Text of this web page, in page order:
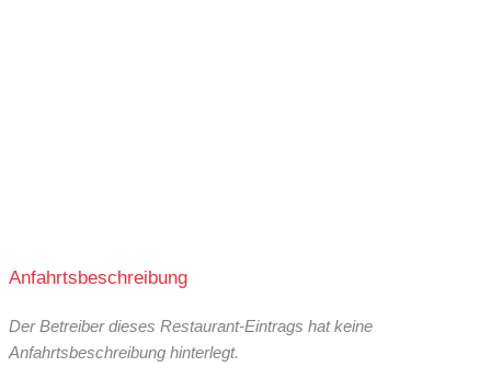
Anfahrtsbeschreibung
Der Betreiber dieses Restaurant-Eintrags hat keine
Anfahrtsbeschreibung hinterlegt.